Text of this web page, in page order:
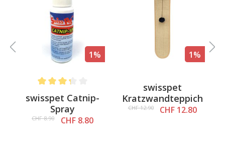
of 5 stars
1%
Average rating of 3.3 out of 5 stars
swisspet Catnip-
Spray
CHF 8.90 CHF 8.80
1%
swisspet
Kratzwandteppich
CHF 12.90 CHF 12.80